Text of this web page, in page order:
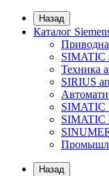
Назад
Каталог
SIMATIC
Техника
SIRIUS
SIMATIC
SIMATIC
Назад